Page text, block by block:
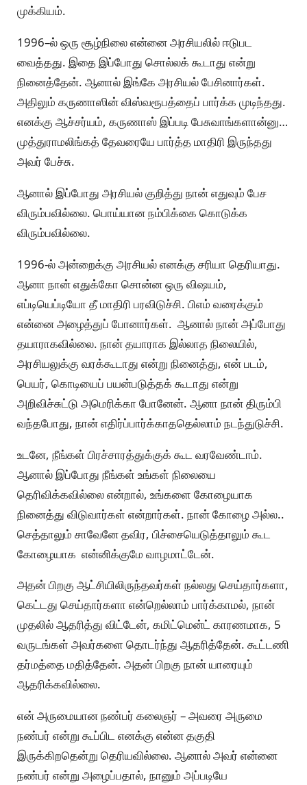
முக்கியம்.
1996–ல் ஒரு சூழ்நிலை என்னை அரசியலில் ஈடுபட
வைத்தது. இதை இப்போது சொல்லக் கூடாது என்று
நினைத்தேன். ஆனால் இங்கே அரசியல் பேசினார்கள்.
அதிலும் கருணாஸின் விஸ்வரூபத்தைப் பார்க்க முடிந்தது.
எனக்கு ஆச்சர்யம், கருணாஸ் இப்படி பேசுவாங்களான்னு…
முத்துராமலிங்கத் தேவரையே பார்த்த மாதிரி இருந்தது
அவர் பேச்சு.
ஆனால் இப்போது அரசியல் குறித்து நான் எதுவும் பேச
விரும்பவில்லை. பொய்யான நம்பிக்கை கொடுக்க
விரும்பவில்லை.
1996-ல் அன்றைக்கு அரசியல் எனக்கு சரியா தெரியாது.
ஆனா நான் எதுக்கோ சொன்ன ஒரு விஷயம்,
எப்டியெப்டியோ தீ மாதிரி பரவிடுச்சி. பிஎம் வரைக்கும்
என்னை அழைத்துப் போனார்கள். ஆனால் நான் அப்போது
தயாராகவில்லை. நான் தயாராக இல்லாத நிலையில்,
அரசியலுக்கு வரக்கூடாது என்று நினைத்து, என் படம்,
பெயர், கொடியைப் பயன்படுத்தக் கூடாது என்று
அறிவிச்சுட்டு அமெரிக்கா போனேன். ஆனா நான் திரும்பி
வந்தபோது, நான் எதிர்ப்பார்க்காததெல்லாம் நடந்துடுச்சி.
உடனே, நீங்கள் பிரச்சாரத்துக்குக் கூட வரவேண்டாம்.
ஆனால் இப்போது நீங்கள் உங்கள் நிலையை
தெரிவிக்கவில்லை என்றால், உங்களை கோழையாக
நினைத்து விடுவார்கள் என்றார்கள். நான் கோழை அல்ல..
செத்தாலும் சாவேனே தவிர, பிச்சையெடுத்தாலும் கூட
கோழையாக என்னிக்குமே வாழமாட்டேன்.
அதன் பிறகு ஆட்சியிலிருந்தவர்கள் நல்லது செய்தார்களா,
கெட்டது செய்தார்களா என்றெல்லாம் பார்க்காமல், நான்
முதலில் ஆதரித்து விட்டேன், கமிட்மென்ட் காரணமாக, 5
வருடங்கள் அவர்களை தொடர்ந்து ஆதரித்தேன். கூட்டணி
தர்மத்தை மதித்தேன். அதன் பிறகு நான் யாரையும்
ஆதரிக்கவில்லை.
என் அருமையான நண்பர் கலைஞர் – அவரை அருமை
நண்பர் என்று கூப்பிட எனக்கு என்ன தகுதி
இருக்கிறதென்று தெரியவில்லை. ஆனால் அவர் என்னை
நண்பர் என்று அழைப்பதால், நானும் அப்படியே